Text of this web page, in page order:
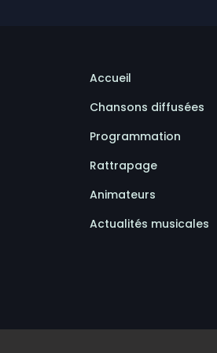
Accueil
Chansons diffusées
Programmation
Rattrapage
Animateurs
Actualités musicales